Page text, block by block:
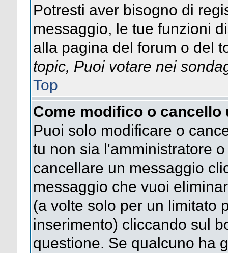
Potresti aver bisogno di
messaggio, le tue funzioni
alla pagina del forum o del
topic, Puoi votare nei
Top
Come modifico o cancello
Puoi solo modificare o
tu non sia l'amministratore
cancellare un messaggio
messaggio che vuoi
(a volte solo per un limitato
inserimento) cliccando sul
questione. Se qualcuno ha